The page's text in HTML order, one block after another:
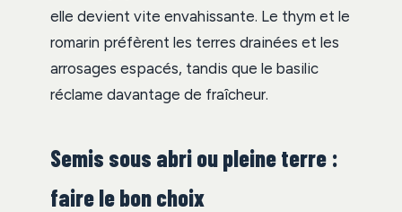
elle devient vite envahissante. Le thym et le
romarin préfèrent les terres drainées et les
arrosages espacés, tandis que le basilic
réclame davantage de fraîcheur.
Semis sous abri ou pleine terre :
faire le bon choix